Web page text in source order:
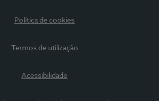
Política de cookies
Termos de utilização
Acessibilidade